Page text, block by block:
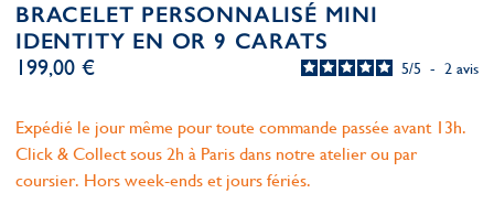
BRACELET PERSONNALISÉ MINI
IDENTITY EN OR 9 CARATS
5/5 - 2 avis
199,00 €
Expédié le jour même pour toute commande passée avant 13h.
Click & Collect sous 2h à Paris dans notre atelier ou par
coursier. Hors week-ends et jours fériés.